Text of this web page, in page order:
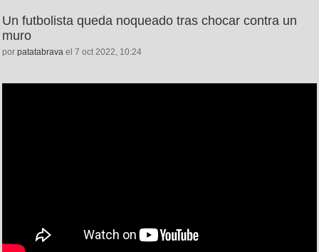
Un futbolista queda noqueado tras chocar contra un
muro
por patatabrava el 7 oct 2022, 10:24